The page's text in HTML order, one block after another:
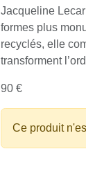
Jacqueline
formes plus
recyclés, elle
transforment
90 €
Ce produit